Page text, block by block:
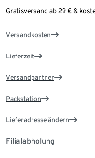
Gratisversand ab 29 € &
Versandkosten
Lieferzeit
Versandpartner
Packstation
Lieferadresse ändern
Filialabholung